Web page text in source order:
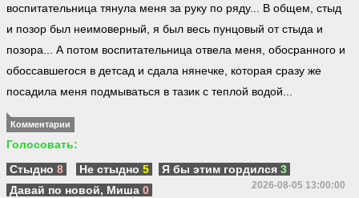
воспитательница тянула меня за руку по ряду... В общем, стыд
и позор был неимоверный, я был весь пунцовый от стыда и
позора... А потом воспитательница отвела меня, обосранного и
обоссавшегося в детсад и сдала нянечке, которая сразу же
посадила меня подмываться в тазик с теплой водой...
Комментарии
Голосовать:
Стыдно 8 Не стыдно 5 Я бы этим гордился 3
Давай по новой, Миша 0 2026-08-05 13:00:00